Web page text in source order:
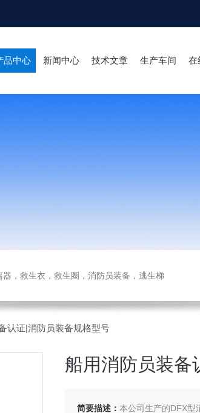
品中心 新闻中心 技术文章 生产车间 在
，救生衣，救生圈，消防员装备，逃生梯
认证|消防员装备规格型号
船用消防员装备
简要描述： 本公司生产的DFX型